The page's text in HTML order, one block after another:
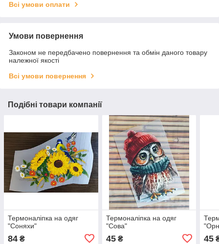
Всі умови оплати
Умови повернення
Законом не передбачено повернення та обмін даного товару
належної якості
Всі умови повернення
Подібні товари компанії
Термоналіпка на одяг
"Соняхи"
84 ₴
Термоналіпка на одяг
"Сова"
45₴ 45